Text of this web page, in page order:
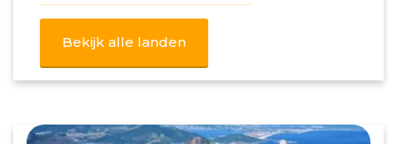
Bekijk alle landen